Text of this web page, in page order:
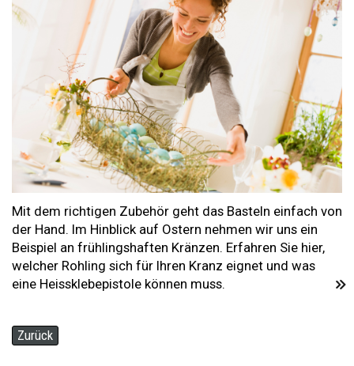
Mit dem richtigen Zubehör geht das Basteln einfach von
der Hand. Im Hinblick auf Ostern nehmen wir uns ein
Beispiel an frühlingshaften Kränzen. Erfahren Sie hier,
welcher Rohling sich für Ihren Kranz eignet und was
eine Heissklebepistole können muss.
Zurück